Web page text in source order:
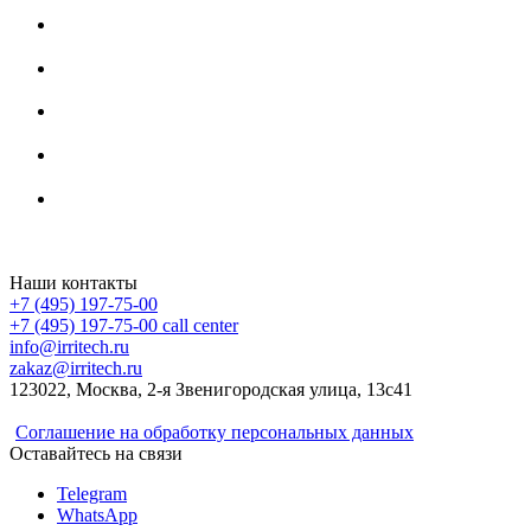
Наши контакты
+7 (495) 197-75-00
+7 (495) 197-75-00 call center
info@irritech.ru
zakaz@irritech.ru
123022, Москва, 2-я Звенигородская улица, 13с41
Соглашение на обработку персональных данных
Оставайтесь на связи
Telegram
WhatsApp